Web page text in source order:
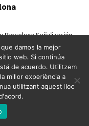
Barcelona Señalización
l'actualització de
damos la mejor
web. Si continúa
de acuerdo. Utilitzem
millor experiència a
utilitzant aquest lloc